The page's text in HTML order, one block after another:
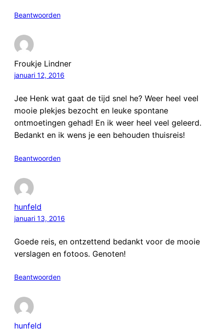
Beantwoorden
Froukje Lindner
januari 12, 2016
Jee Henk wat gaat de tijd snel he? Weer heel veel
mooie plekjes bezocht en leuke spontane
ontmoetingen gehad! En ik weer heel veel geleerd.
Bedankt en ik wens je een behouden thuisreis!
Beantwoorden
hunfeld
januari 13, 2016
Goede reis, en ontzettend bedankt voor de mooie
verslagen en fotoos. Genoten!
Beantwoorden
hunfeld